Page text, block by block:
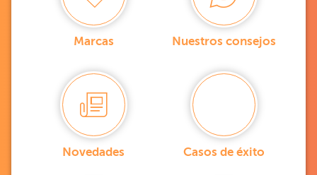
Marcas Nuestros consejos
Novedades Casos de éxito